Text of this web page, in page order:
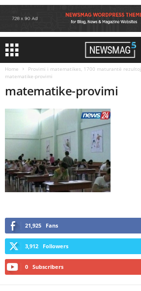
Home
Provimi i matematikes, 1700 maturantë
matematike-provimi
matematike-provimi
21,925 Fans
3,912 Followers
0 Subscribers